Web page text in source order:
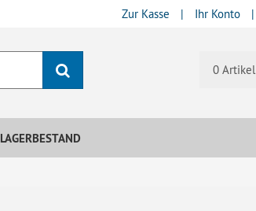
Zur Kasse Ihr Konto
0 Artikel
LAGERBESTAND